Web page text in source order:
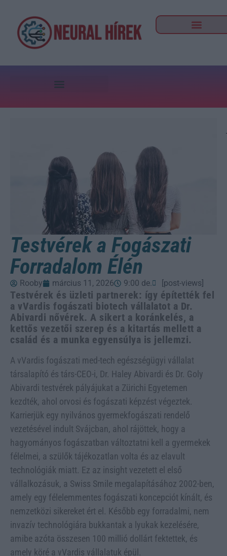
Testvérek a Fogászati
Forradalom Élén
Rooby március 11, 2026 9:00 de. [post-views]
Testvérek és üzleti partnerek: így építették fel
a vVardis fogászati biotech vállalatot a Dr.
Abivardi nővérek. A sikert a koránkelés, a
kettős vezetői szerep és a kitartás mellett a
család és a munka egyensúlya is jellemzi.
A vVardis fogászati med-tech egészségügyi vállalat
társalapító és társ-CEO-i, Dr. Haley Abivardi és Dr. Goly
Abivardi testvérek pályájukat a Zürichi Egyetemen
kezdték, ahol orvosi és fogászati képzést végeztek.
Karrierjük egy nyilvános gyermekfogászati rendelő
vezetésével indult Svájcban, ahol rájöttek, hogy a
hagyományos fogászatban változtatni kell a gyermekek
félelmei, a szülők tájékozatlan volta és az elavult
technológiák miatt. Ez az insight vezetett el első
vállalkozásuk, a Swiss Smile megalapításához 2002-ben,
amely egy félelemmentes fogászati koncepciót kínált, és
nemzetközi sikereket ért el. Később egy forradalmi, nem
invazív technológiára bukkantak a lyukak kezelésére,
amibe azóta összesen 100 millió dollárt fektettek, és
amely köré a vVardis vállalatuk épül.